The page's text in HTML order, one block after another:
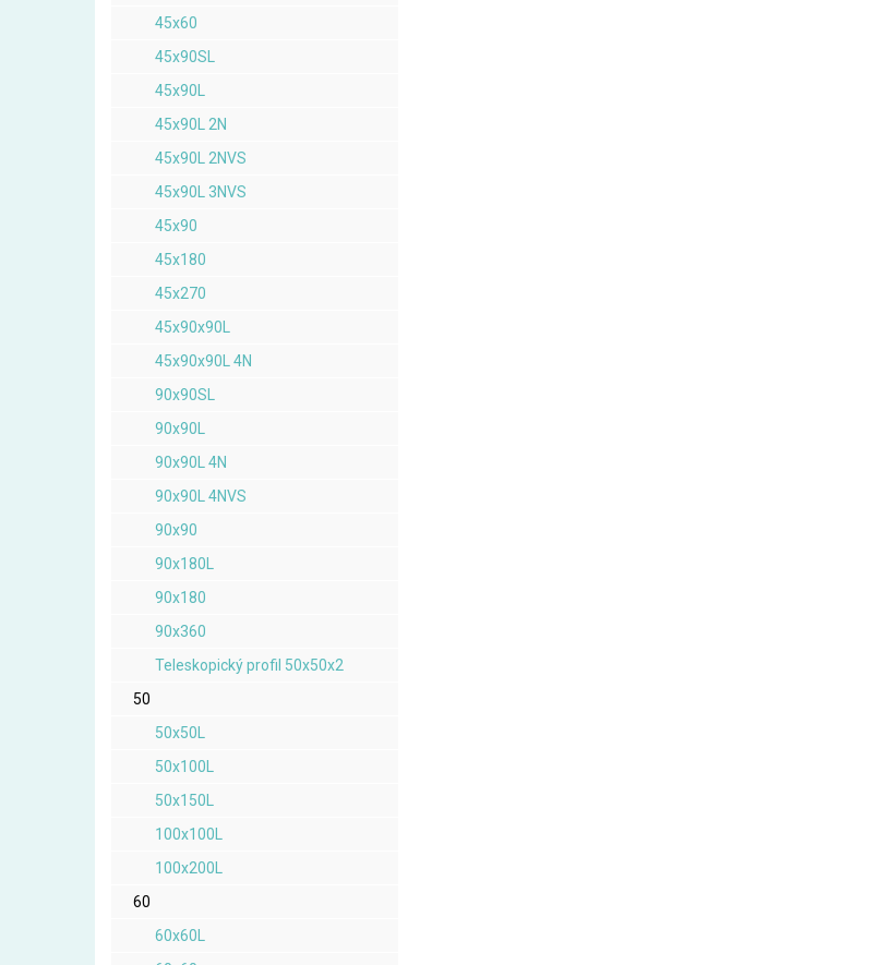
45x60
45x90SL
45x90L
45x90L 2N
45x90L 2NVS
45x90L 3NVS
45x90
45x180
45x270
45x90x90L
45x90x90L 4N
90x90SL
90x90L
90x90L 4N
90x90L 4NVS
90x90
90x180L
90x180
90x360
Teleskopický profil 50x50x2
50
50x50L
50x100L
50x150L
100x100L
100x200L
60
60x60L